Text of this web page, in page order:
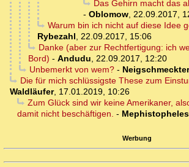
Das Gehirn macht das
- Oblomow, 22.09.2017,
Warum bin ich nicht auf diese Idee
Rybezahl, 22.09.2017, 15:06
Danke (aber zur Rechtfertigung: ich
Bord) - Andudu, 22.09.2017, 12:20
Unbemerkt von wem?- Neigschmeckter
Die für mich schlüssigste These zum
Waldläufer, 17.01.2019, 10:26
Zum Glück sind wir keine Amerikaner,
damit nicht beschäftigen. - Mephistopheles
Werbung